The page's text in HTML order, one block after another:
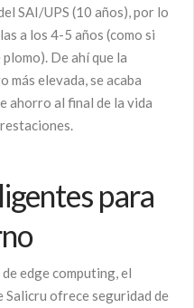
SAI/UPS (10 años), por lo
a los 4-5 años (como si
De ahí que la
más elevada, se acaba
ahorro al final de la vida
para
edge computing, el
Salicru ofrece seguridad de